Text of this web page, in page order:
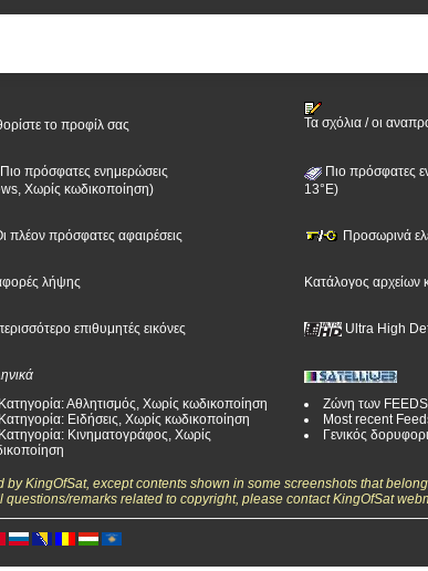
το προφίλ σας
Τα σχόλια / οι
Πιο πρόσφατες ενημερώσεις
Χωρίς κωδικοποίηση)
Πιο πρόσφατες
13°E)
πλέον πρόσφατες αφαιρέσεις Προσωρινά
λήψης Κατάλογος αρχείων
επιθυμητές εικόνες Ultra High
Κατηγορία: Αθλητισμός, Χωρίς κωδικοποίηση
Κατηγορία: Ειδήσεις, Χωρίς κωδικοποίηση
Κατηγορία: Κινηματογράφος, Χωρίς
Ζώνη των FEEDS
Most recent
Γενικός
KingOfSat, except contents shown in some screenshots that
remarks related to copyright, please contact KingOfSat